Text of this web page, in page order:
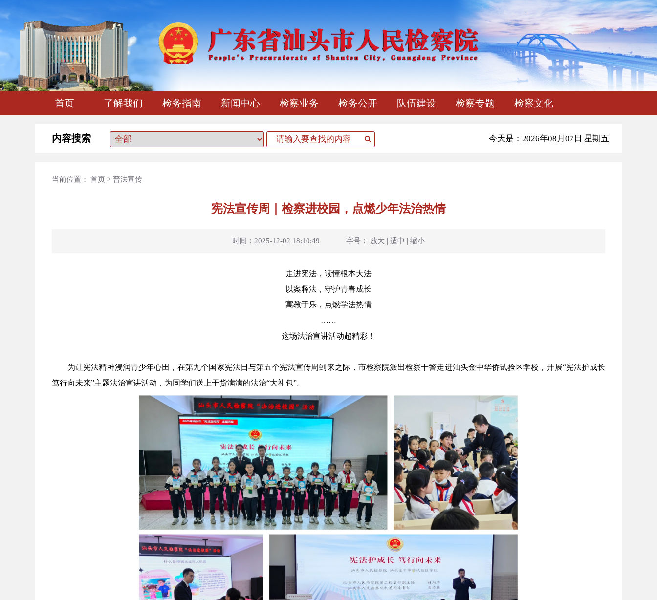
首页 了解我们 检务指南 新闻中心 检察业务 检务公开 队伍建设 检察专题 检察文化
内容搜索 今天是：2026年08月07日 星期五
当前位置： 首页 > 普法宣传
宪法宣传周｜检察进校园，点燃少年法治热情
时间：2025-12-02 18:10:49 字号： 放大 | 适中 | 缩小
走进宪法，读懂根本大法
以案释法，守护青春成长
寓教于乐，点燃学法热情
……
这场法治宣讲活动超精彩！
为让宪法精神浸润青少年心田，在第九个国家宪法日与第五个宪法宣传周到来之际，市检察院派出检察干警走进汕头金中华侨试验区学校，开展“宪法护成长
笃行向未来”主题法治宣讲活动，为同学们送上干货满满的法治“大礼包”。